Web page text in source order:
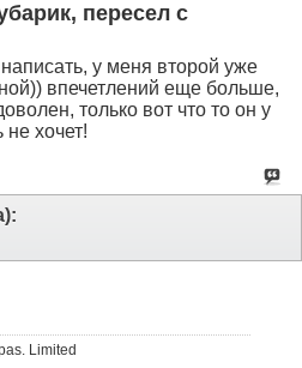
пересел с
у меня второй уже
впечетлений еще больше,
только вот что то он у
не хочет!
Limited